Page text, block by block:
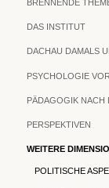
BRENNENDE
DAS INSTITUT
DACHAU DAMALS
PSYCHOLOGIE
PÄDAGOGIK NACH
PERSPEKTIVEN
WEITERE
POLITISCHE